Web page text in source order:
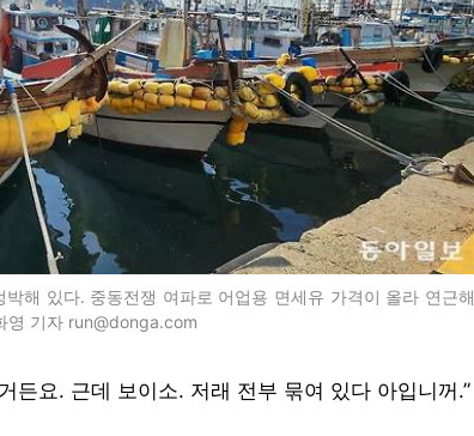
해 있다. 중동전쟁 여파로 어업용 면세유 가격이 올라 연근해
영 기자 run@donga.com
든요. 근데 보이소. 저래 전부 묶여 있다 아입니꺼.”